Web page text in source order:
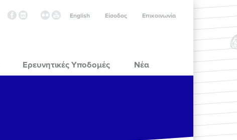
Επικοινωνία
Είσοδος
English
Ερευνητικές Υποδομές Νέα